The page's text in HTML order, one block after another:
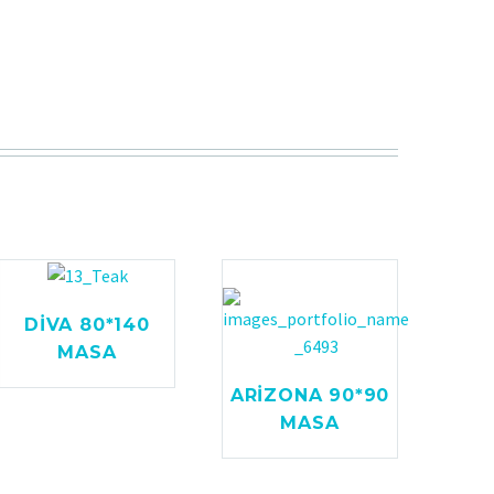
DİVA 80*140
MASA
ARİZONA 90*90
MASA